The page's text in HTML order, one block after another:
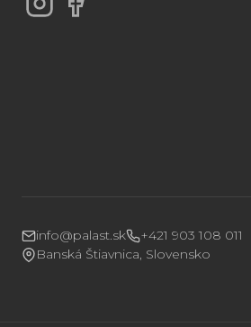
info@palast.sk
+421 903 108 011
Banská Štiavnica, Slovensko